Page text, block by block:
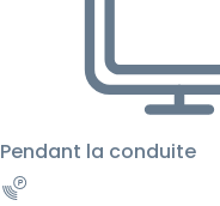
Pendant la conduite